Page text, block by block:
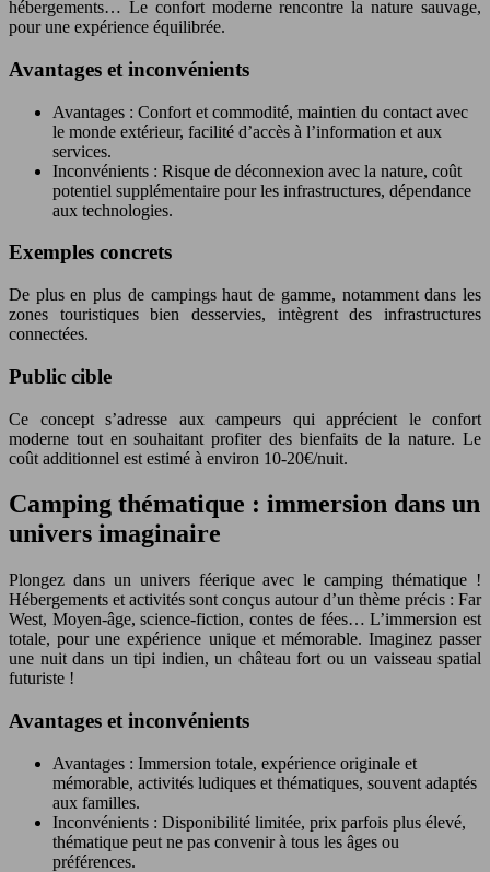
hébergements… Le confort moderne rencontre la nature sauvage,
pour une expérience équilibrée.
Avantages et inconvénients
Avantages : Confort et commodité, maintien du contact avec
le monde extérieur, facilité d’accès à l’information et aux
services.
Inconvénients : Risque de déconnexion avec la nature, coût
potentiel supplémentaire pour les infrastructures, dépendance
aux technologies.
Exemples concrets
De plus en plus de campings haut de gamme, notamment dans les
zones touristiques bien desservies, intègrent des infrastructures
connectées.
Public cible
Ce concept s’adresse aux campeurs qui apprécient le confort
moderne tout en souhaitant profiter des bienfaits de la nature. Le
coût additionnel est estimé à environ 10-20€/nuit.
Camping thématique : immersion dans un
univers imaginaire
Plongez dans un univers féerique avec le camping thématique !
Hébergements et activités sont conçus autour d’un thème précis : Far
West, Moyen-âge, science-fiction, contes de fées… L’immersion est
totale, pour une expérience unique et mémorable. Imaginez passer
une nuit dans un tipi indien, un château fort ou un vaisseau spatial
futuriste !
Avantages et inconvénients
Avantages : Immersion totale, expérience originale et
mémorable, activités ludiques et thématiques, souvent adaptés
aux familles.
Inconvénients : Disponibilité limitée, prix parfois plus élevé,
thématique peut ne pas convenir à tous les âges ou
préférences.